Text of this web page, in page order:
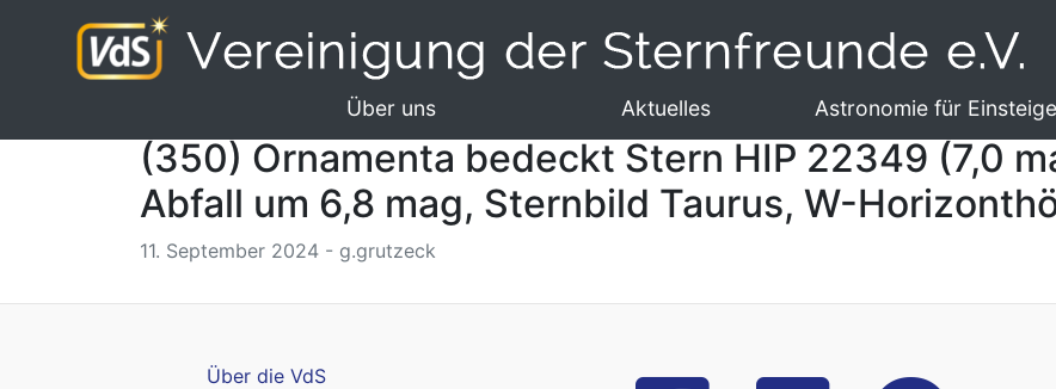
Über uns Aktuelles Astronomie für
(350) Ornamenta bedeckt Stern HIP 22349 (7,0
Abfall um 6,8 mag, Sternbild Taurus, W-
11. September 2024 - g.grutzeck
Über die VdS